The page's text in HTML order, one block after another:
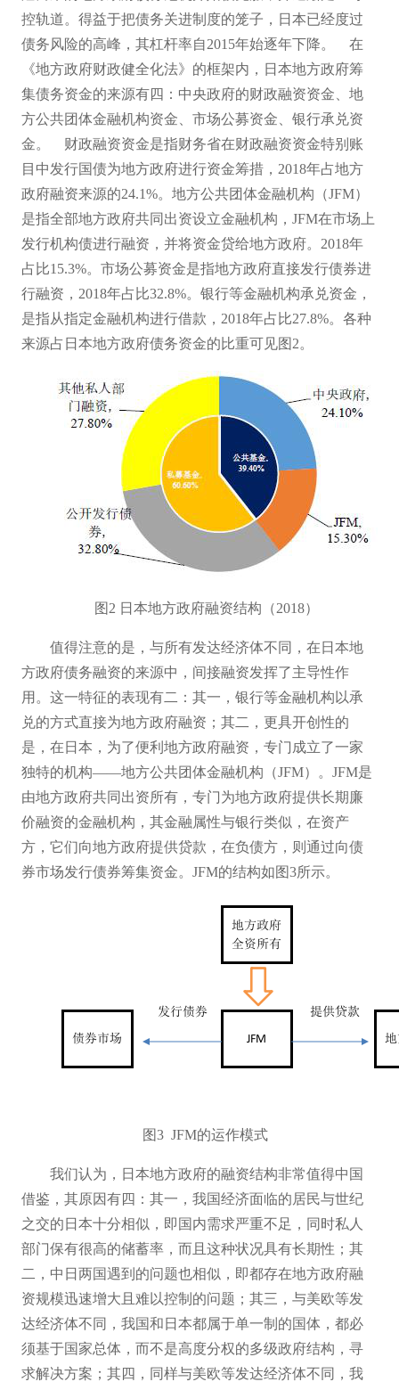
控轨道。得益于把债务关进制度的笼子，日本已经度过
债务风险的高峰，其杠杆率自2015年始逐年下降。
在
《地方政府财政健全化法》的框架内，日本地方政府筹
集债务资金的来源有四：中央政府的财政融资资金、地
方公共团体金融机构资金、市场公募资金、银行承兑资
金。
财政融资资金是指财务省在财政融资资金特别账
目中发行国债为地方政府进行资金筹措， 2018年占地方
政府融资来源的24.1%。地方公共团体金融机构（JFM）
是指全部地方政府共同出资设立金融机构，JFM在市场上
发行机构债进行融资，并将资金贷给地方政府。2018年
占比15.3%。市场公募资金是指地方政府直接发行债券进
行融资，2018年占比32.8%。银行等金融机构承兑资金，
是指从指定金融机构进行借款，2018年占比27.8%。各种
来源占日本地方政府债务资金的比重可见图2。
图 2 日本地方政府融资结构（2018）
值得注意的是，与所有发达经济体不同，在 日本地
方政府债务融资的来源中，间接融资发挥了主导性作
用。这一特征的表现有二 ：其一，银行等金融机构以承
兑的方式直接为地方政府融资 ；其二，更具开创性的
是，在日本，为了便利地方政府融资，专门成立了一家
独特的机构——地方公共团体金融机构（JFM）。JFM是
由地方政府共同出资所有，专门为地方政府提供长期廉
价融资的金融机构，其金融属性与银行类似，在资产
方，它们向地方政府提供贷款，在负债方，则通过向债
券市场发行债券筹集资金。JFM的结构如图3所示。
图3 JFM的运作模式
我们认为，日本地方政府的融资结构非常值得中国
借鉴，其原因有四：其一，我国经济面临的居民与世纪
之交的日本十分相似，即国内需求严重不足，同时私人
部门保有很高的储蓄率，而且这种状况具有长期性；其
二，中日两国遇到的问题也相似，即都存在地方政府融
资规模迅速增大且难以控制的问题；其三，与美欧等发
达经济体不同，我国和日本都属于单一制的国体，都必
须基于国家总体，而不是高度分权的多级政府结构，寻
求解决方案；其四，同样与美欧等发达经济体不同，我